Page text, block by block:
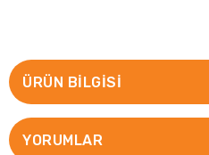
ÜRÜN BILGISI
YORUMLAR